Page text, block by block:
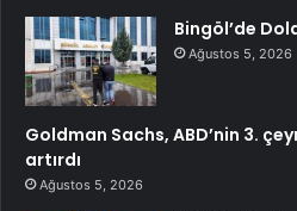
Bingöl’de
Ağustos 5, 2026
Goldman Sachs, ABD’nin 3.
artırdı
Ağustos 5, 2026